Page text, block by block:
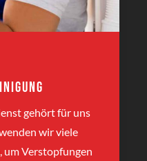
gehört für uns
wir viele
um Verstopfungen